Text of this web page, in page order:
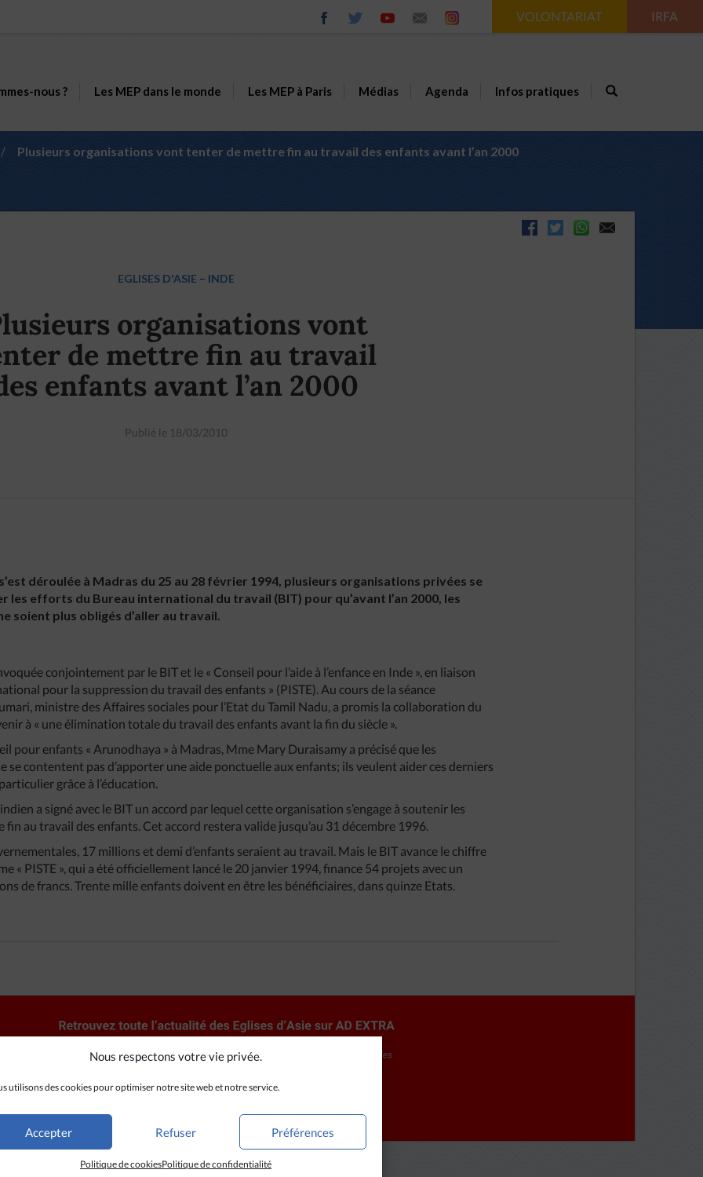
Nous respectons votre vie privée.
utilisons des cookies pour optimiser notre site web et notre service.
Accepter Refuser Préférences
Politique de cookiesPolitique de confidentialité
VOLONTARIAT IRFA
nous ? Les MEP dans le monde Les MEP à Paris Médias Agenda Infos pratiques
/ Plusieurs organisations vont tenter de mettre fin au travail des enfants avant l’an 2000
EGLISES D'ASIE – INDE
organisations vont
de mettre fin au travail
enfants avant l’an 2000
Publié le 18/03/2010
déroulée à Madras du 25 au 28 février 1994, plusieurs organisations privées se
les efforts du Bureau international du travail (BIT) pour qu’avant l’an 2000, les
soient plus obligés d’aller au travail.
conjointement par le BIT et le « Conseil pour l’aide à l’enfance en Inde », en liaison
pour la suppression du travail des enfants » (PISTE). Au cours de la séance
ministre des Affaires sociales pour l’Etat du Tamil Nadu, a promis la collaboration du
à « une élimination totale du travail des enfants avant la fin du siècle ».
pour enfants « Arunodhaya » à Madras, Mme Mary Duraisamy a précisé que les
se contentent pas d’apporter une aide ponctuelle aux enfants; ils veulent aider ces derniers
grâce à l’éducation.
a signé avec le BIT un accord par lequel cette organisation s’engage à soutenir les
au travail des enfants. Cet accord restera valide jusqu’au 31 décembre 1996.
17 millions et demi d’enfants seraient au travail. Mais le BIT avance le chiffre
« PISTE », qui a été officiellement lancé le 20 janvier 1994, finance 54 projets avec un
de francs. Trente mille enfants doivent en être les bénéficiaires, dans quinze Etats.